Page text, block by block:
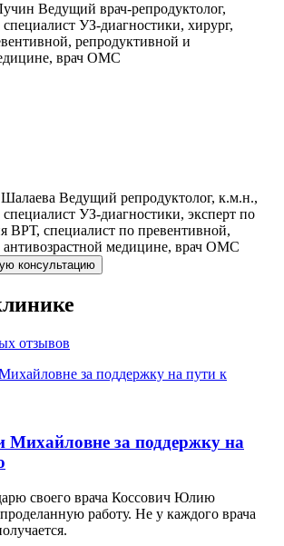
Ведущий врач-репродуктолог,
УЗ-диагностики, хирург,
репродуктивной и
врач ОМС
Шалаева Ведущий репродуктолог, к.м.н.,
УЗ-диагностики, эксперт по
ВРТ, специалист по превентивной,
антивозрастной медицине, врач ОМС
консультацию
отзывов
за поддержку на
своего врача Коссович Юлию
работу. Не у каждого врача